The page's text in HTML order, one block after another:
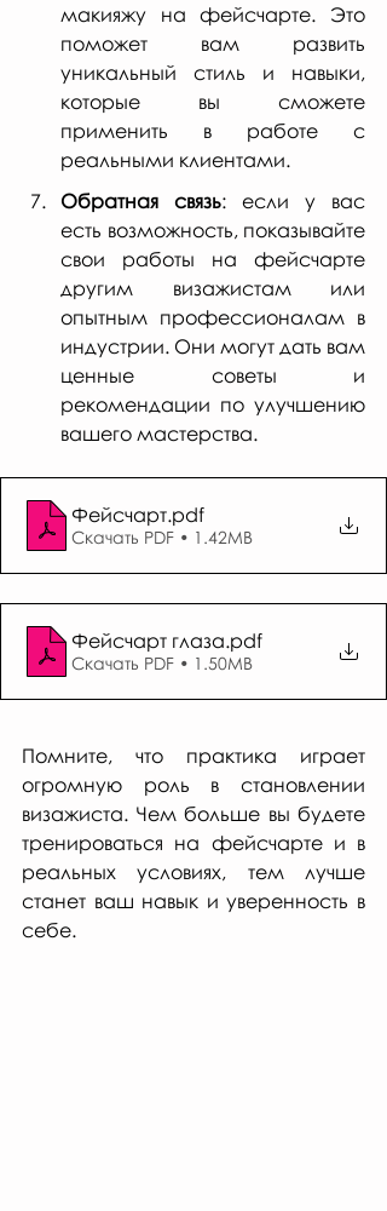
макияжу на фейсчарте. Это
поможет вам развить
уникальный стиль и навыки,
которые вы сможете
применить в работе с
реальными клиентами.
Обратная связь: если у вас
есть возможность, показывайте
свои работы на фейсчарте
другим визажистам или
опытным профессионалам в
индустрии. Они могут дать вам
ценные советы и
рекомендации по улучшению
вашего мастерства.
Фейсчарт.pdf
Скачать PDF • 1.42MB
Фейсчарт глаза.pdf
Скачать PDF • 1.50MB
Помните, что практика играет
огромную роль в становлении
визажиста. Чем больше вы будете
тренироваться на фейсчарте и в
реальных условиях, тем лучше
станет ваш навык и уверенность в
себе.